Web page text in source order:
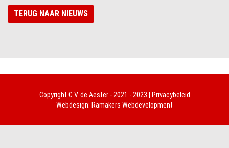
TERUG NAAR NIEUWS
Copyright C.V. de Aester- 2021 - 2023 |
Privacybeleid
Webdesign: Ramakers Webdevelopment